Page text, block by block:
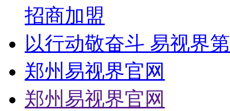
招商加盟
以行动敬奋斗 易视界
郑州易视界官网
郑州易视界官网